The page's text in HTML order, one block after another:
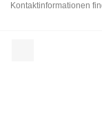
Kontaktinformationen